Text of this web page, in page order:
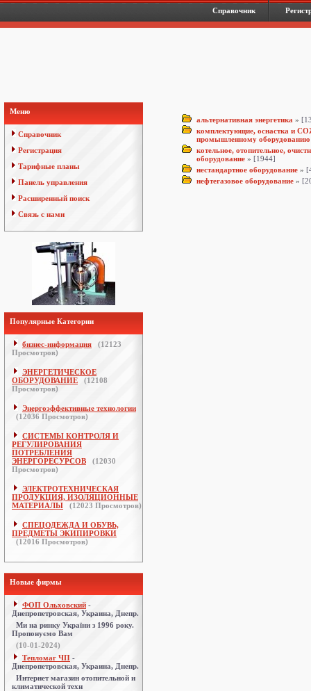
Справочник
Меню
Справочник
Регистрация
Тарифные планы
Панель управления
Расширенный поиск
Связь с нами
Популярные Категории
бизнес-информация (12123
Просмотров)
ЭНЕРГЕТИЧЕСКОЕ
ОБОРУДОВАНИЕ
(12108
Просмотров)
Энергоэффективные технологии
(12036 Просмотров)
СИСТЕМЫ КОНТРОЛЯ И
РЕГУЛИРОВАНИЯ
ПОТРЕБЛЕНИЯ
ЭНЕРГОРЕСУРСОВ
(12030
Просмотров)
ЭЛЕКТРОТЕХНИЧЕСКАЯ
ПРОДУКЦИЯ, ИЗОЛЯЦИОННЫЕ
МАТЕРИАЛЫ
(12023 Просмотров)
СПЕЦОДЕЖДА И ОБУВЬ,
ПРЕДМЕТЫ ЭКИПИРОВКИ
(12016 Просмотров)
Новые фирмы
ФОП Ольховский -
Днепропетровская, Украина, Днепр.
Ми на ринку України з 1996 року.
Пропонуємо Вам
(10-01-2024)
Тепломаг ЧП -
Днепропетровская, Украина, Днепр.
Интернет магазин отопительной и
климатической техн
альтернативная энергетика »
комплектующие, оснастка и
промышленному оборудованию
котельное, отопительное,
оборудование» [1944]
нестандартное оборудование»
нефтегазовое оборудование»